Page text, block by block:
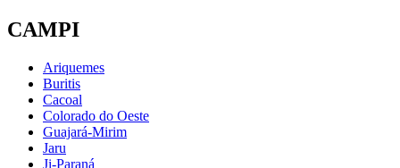
CAMPI
Ariquemes
Buritis
Cacoal
Colorado do Oeste
Guajará-Mirim
Jaru
Ji-Paraná